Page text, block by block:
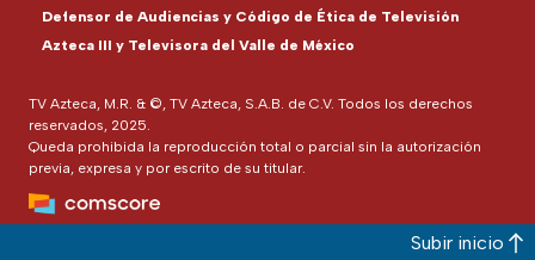
TV Azteca, M.R. & ©, TV Azteca, S.A.B. de C.V. Todos los derechos
reservados, 2025.
Queda prohibida la reproducción total o parcial sin la autorización
previa, expresa y por escrito de su titular.
Defensor de Audiencias y Código de Ética de Televisión
Azteca III y Televisora del Valle de México
Subir inicio